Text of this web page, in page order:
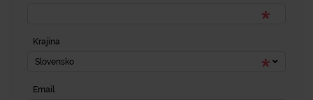
Krajina
Slovensko
Email